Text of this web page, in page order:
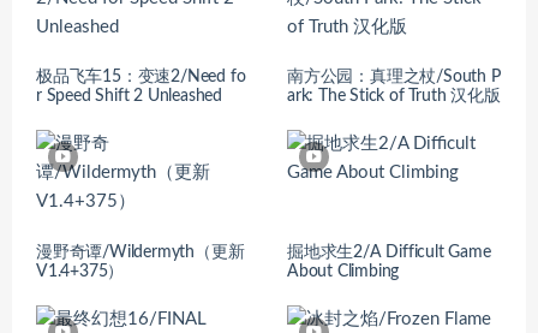
极品飞车15：变速2/Need fo
r Speed Shift 2 Unleashed
南方公园：真理之杖/South P
ark: The Stick of Truth 汉化版
漫野奇谭/Wildermyth（更新
V1.4+375）
掘地求生2/A Difficult Game
About Climbing